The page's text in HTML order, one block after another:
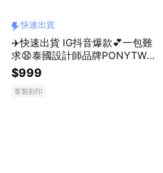
快速出貨
✈️快速出貨 IG抖音爆款💕一包難
求😧泰國設計師品牌PONYTWE
NTYEIGHT法式優雅手提肩背包
👜情人禮物，生日禮物，閨蜜禮
物
$999
客製刻印